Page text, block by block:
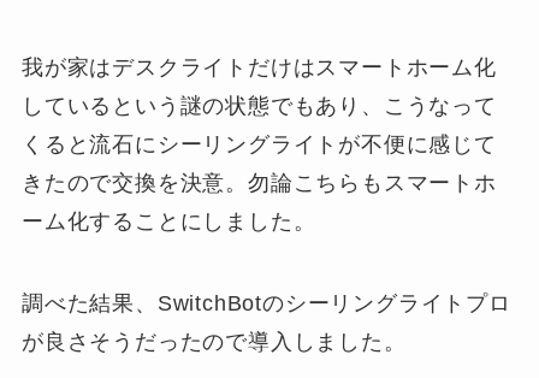
我が家はデスクライトだけはスマートホーム化
しているという謎の状態でもあり、こうなって
くると流石にシーリングライトが不便に感じて
きたので交換を決意。勿論こちらもスマートホ
ーム化することにしました。
調べた結果、SwitchBotのシーリングライトプロ
が良さそうだったので導入しました。